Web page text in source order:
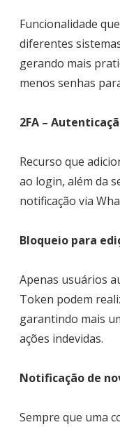
Funcionalidade
diferentes
gerando mais
menos senhas
2FA –
Recurso que
ao login, além da
notificação via
Bloqueio para
Apenas usuários
Token podem
garantindo mais
ações indevidas.
Notificação de
Sempre que uma